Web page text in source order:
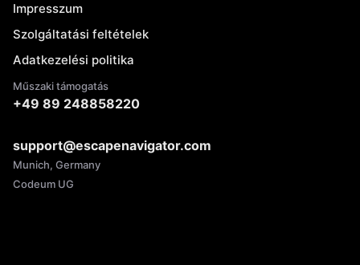
Impresszum
Szolgáltatási feltételek
Adatkezelési politika
Műszaki támogatás
+49 89 248858220
support@escapenavigator.com
Munich, Germany
Codeum UG